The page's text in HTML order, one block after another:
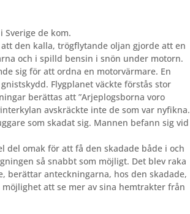
de kom.
den kalla, trögflytande oljan gjorde att en
och i spilld bensin i snön under motorn.
sig för att ordna en motorvärmare. En
Flygplanet väckte förstås stor
berättas att ”Arjeplogsborna voro
avskräckte inte de som var nyfikna.
som skadat sig. Mannen befann sig vid
del omak för att få den skadade både i och
så snabbt som möjligt. Det blev raka
berättar anteckningarna, hos den skadade,
att se mer av sina hemtrakter från